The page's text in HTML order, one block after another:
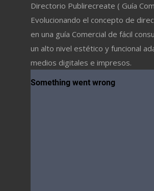
Directorio Publirecreate ( Guía
Evolucionando el concepto de
en una guía Comercial de fácil
un alto nivel estético y funcional
medios digitales e impresos.